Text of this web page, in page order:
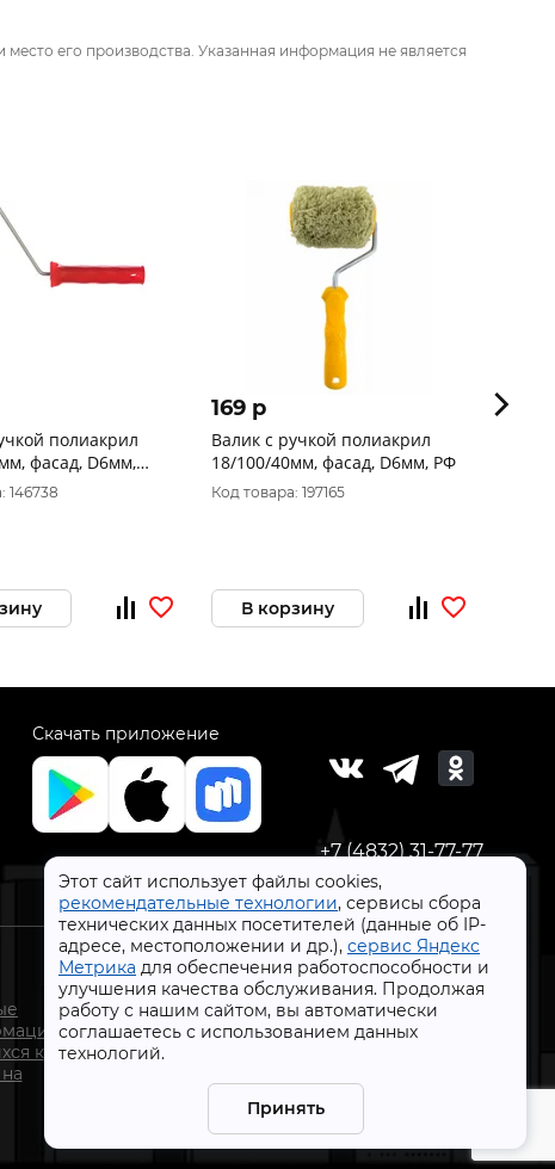
Этот сайт использует файлы cookies,
рекомендательные технологии, сервисы сбора
технических данных посетителей (данные об IP-
адресе, местоположении и др.), сервис Яндекс
Метрика для обеспечения работоспособности и
улучшения качества обслуживания. Продолжая
работу с нашим сайтом, вы автоматически
соглашаетесь с использованием данных
технологий.
Принять
его производства. Указанная информация не является
полиакрил
фасад, D6мм,
146738
169 p
Валик с ручкой полиакрил
18/100/40мм, фасад, D6мм, РФ
Код товара: 197165
В корзину
339
Скачать приложение
+7 (4832) 31-77-77
к
СтройлоН 1998-2026 г.
Публичная оферта
Обработка персональных данных
Политика конфиденциальности сервисов Яндекс